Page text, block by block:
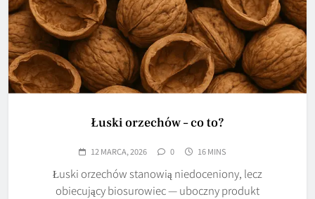
Łuski orzechów – co to?
12 MARCA, 2026 0 16 MINS
Łuski orzechów stanowią niedoceniony, lecz
obiecujący biosurowiec — uboczny produkt